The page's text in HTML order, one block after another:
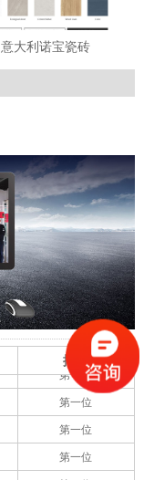
意大利诺宝瓷砖
排名
第一位
第一位
第一位
第一位
第一位
第一位
第一位
第一位